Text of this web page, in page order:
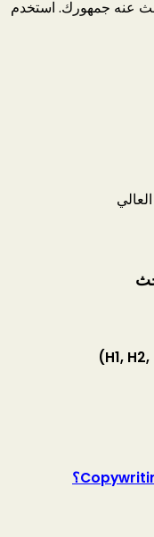
عنه جمهورك. استخدم